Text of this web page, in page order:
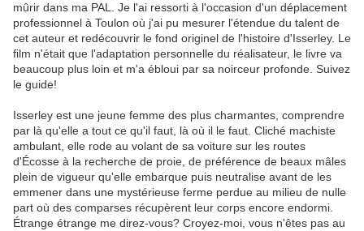
mûrir dans ma PAL. Je l'ai ressorti à l'occasion d'un déplacement
professionnel à Toulon où j'ai pu mesurer l'étendue du talent de
cet auteur et redécouvrir le fond originel de l'histoire d'Isserley. Le
film n'était que l'adaptation personnelle du réalisateur, le livre va
beaucoup plus loin et m'a ébloui par sa noirceur profonde. Suivez
le guide!
Isserley est une jeune femme des plus charmantes, comprendre
par là qu'elle a tout ce qu'il faut, là où il le faut. Cliché machiste
ambulant, elle rode au volant de sa voiture sur les routes
d'Écosse à la recherche de proie, de préférence de beaux mâles
plein de vigueur qu'elle embarque puis neutralise avant de les
emmener dans une mystérieuse ferme perdue au milieu de nulle
part où des comparses récupèrent leur corps encore endormi.
Étrange étrange me direz-vous? Croyez-moi, vous n'êtes pas au